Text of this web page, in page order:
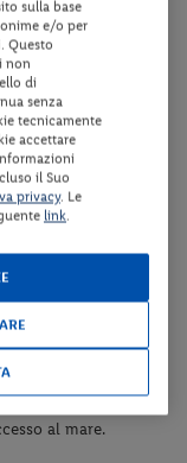
in stile moderno e
aria condizionata,
bollitore per tè e
Massima
fino a 11,99
oppure 3 adulti + 1
attrezzata con
permette
lati del pontile sono
la
al mare.
sulla base
e/o per
Questo
non
di
senza
tecnicamente
accettare
il Suo
privacy. Le
link.